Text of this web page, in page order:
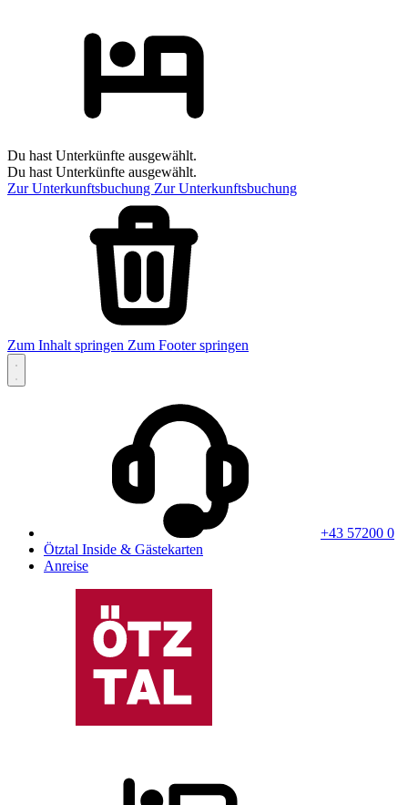
Du hast Unterkünfte ausgewählt.
Du hast Unterkünfte ausgewählt.
Zur Unterkunftsbuchung Zur Unterkunftsbuchung
Zum Inhalt springen Zum Footer springen
+43 57200 0
Ötztal Inside & Gästekarten
Anreise